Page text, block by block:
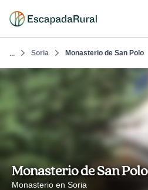
... Soria Monasterio de San Polo
Monasterio de San Polo
Monasterio en Soria